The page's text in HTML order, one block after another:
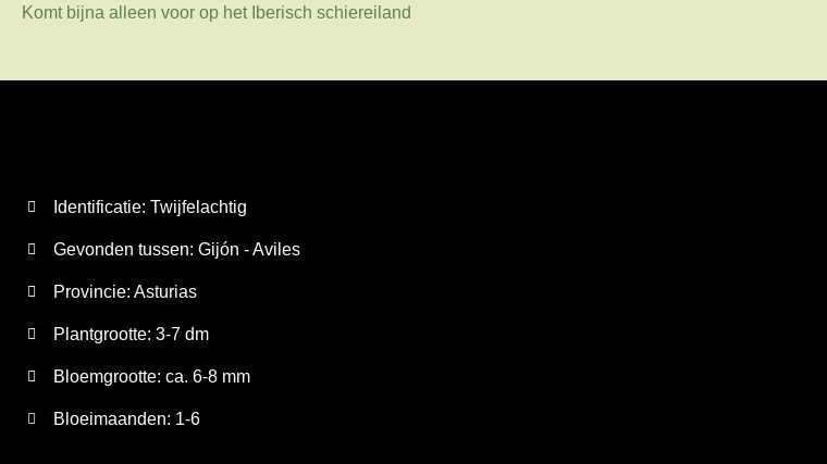
Komt bijna alleen voor op het Iberisch schiereiland
Identificatie: Twijfelachtig
Gevonden tussen: Gijón - Aviles
Provincie: Asturias
Plantgrootte: 3-7 dm
Bloemgrootte: ca. 6-8 mm
Bloeimaanden: 1-6